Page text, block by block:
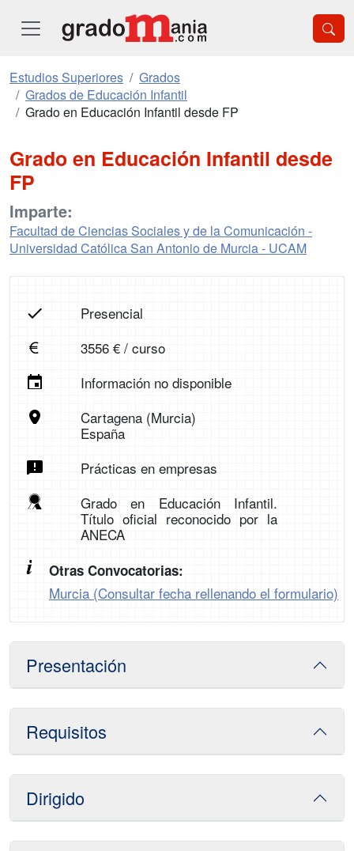
Estudios Superiores
Grados
Grados de Educación Infantil
Grado en Educación Infantil desde FP
Grado en Educación Infantil desde
FP
Imparte:
Facultad de Ciencias Sociales y de la Comunicación -
Universidad Católica San Antonio de Murcia - UCAM
Presencial
3556 € / curso
Información no disponible
Cartagena (Murcia)
España
Prácticas en empresas
Grado en Educación Infantil.
Título oficial reconocido por la
ANECA
Otras Convocatorias:
Murcia (Consultar fecha rellenando el formulario)
Presentación
Requisitos
Dirigido